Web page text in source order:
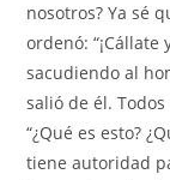
nosotros? Ya sé
ordenó:
sacudiendo al
salió de él.
“¿Qué es esto?
tiene autoridad